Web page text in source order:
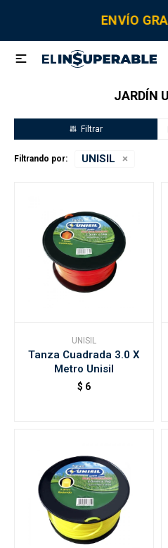
ENVÍO

JARDÍN
Filtrando por: UNISIL
UNISIL
Tanza Cuadrada 3.0 X
Metro Unisil
$ 6
Sanitaria Tornillería
Fitting
Grifería y canillas
Repuestos
Cisternas
Accesorios
Trabaja con nosotros
Contacto